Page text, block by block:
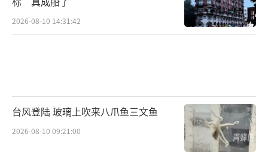
2026-08-10 14:31:42
台风登陆 玻璃上吹来八爪鱼三文鱼
2026-08-10 09:21:00